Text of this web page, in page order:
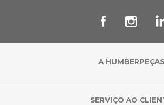
A HUMBERPEÇAS
SERVIÇO AO